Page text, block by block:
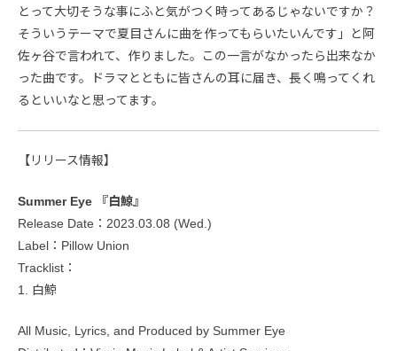
とって大切そうな事にふと気がつく時ってあるじゃないですか？
そういうテーマで夏目さんに曲を作ってもらいたいんです」と阿
佐ヶ谷で言われて、作りました。この一言がなかったら出来なか
った曲です。ドラマとともに皆さんの耳に届き、長く鳴ってくれ
るといいなと思ってます。
【リリース情報】
Summer Eye 『白鯨』
Release Date：2023.03.08 (Wed.)
Label：Pillow Union
Tracklist：
1. 白鯨
All Music, Lyrics, and Produced by Summer Eye